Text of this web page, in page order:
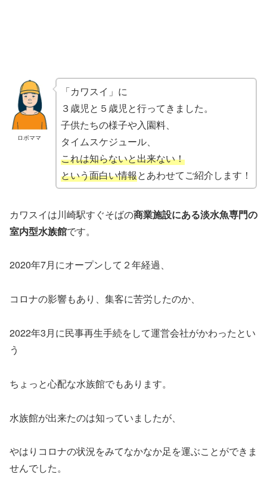
ロボママ
「カワスイ」に
３歳児と５歳児と行ってきました。
子供たちの様子や入園料、
タイムスケジュール、
これは知らないと出来ない！
という面白い情報とあわせてご紹介します！
カワスイは川崎駅すぐそばの商業施設にある淡水魚専門の
室内型水族館です。
2020年7月にオープンして２年経過、
コロナの影響もあり、集客に苦労したのか、
2022年3月に民事再生手続をして運営会社がかわったとい
う
ちょっと心配な水族館でもあります。
水族館が出来たのは知っていましたが、
やはりコロナの状況をみてなかなか足を運ぶことができま
せんでした。